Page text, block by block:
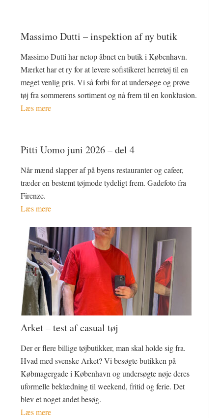
Massimo Dutti – inspektion af ny butik
Massimo Dutti har netop åbnet en butik i København.
Mærket har et ry for at levere sofistikeret herretøj til en
meget venlig pris. Vi så forbi for at undersøge og prøve
tøj fra sommerens sortiment og nå frem til en konklusion.
Læs mere
Pitti Uomo juni 2026 – del 4
Når mænd slapper af på byens restauranter og cafeer,
træder en bestemt tøjmode tydeligt frem. Gadefoto fra
Firenze.
Læs mere
Arket – test af casual tøj
Der er flere billige tøjbutikker, man skal holde sig fra.
Hvad med svenske Arket? Vi besøgte butikken på
Købmagergade i København og undersøgte nøje deres
uformelle beklædning til weekend, fritid og ferie. Det
blev et noget andet besøg.
Læs mere